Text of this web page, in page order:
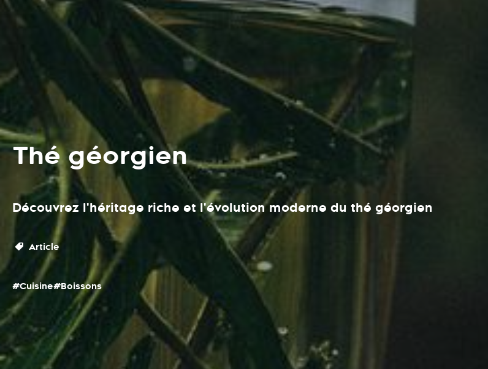
Thé géorgien
Découvrez l'héritage riche et l'évolution moderne du thé géorgien
Article
#Cuisine#Boissons